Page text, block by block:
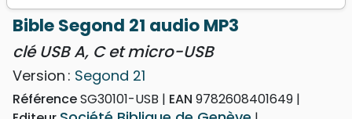
Bible Segond 21 audio MP3
clé USB A, C et micro-USB
Version : Segond 21
RéférenceSG30101-USB EAN 9782608401649